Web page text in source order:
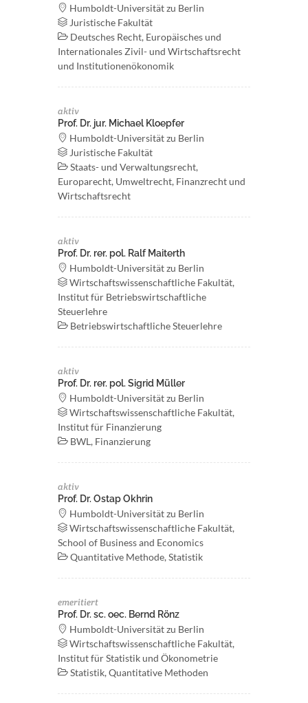
Humboldt-Universität zu Berlin
Juristische Fakultät
Deutsches Recht, Europäisches und
Internationales Zivil- und Wirtschaftsrecht
und Institutionenökonomik
aktiv
Prof. Dr. jur. Michael Kloepfer
Humboldt-Universität zu Berlin
Juristische Fakultät
Staats- und Verwaltungsrecht,
Europarecht, Umweltrecht, Finanzrecht und
Wirtschaftsrecht
aktiv
Prof. Dr. rer. pol. Ralf Maiterth
Humboldt-Universität zu Berlin
Wirtschaftswissenschaftliche Fakultät,
Institut für Betriebswirtschaftliche
Steuerlehre
Betriebswirtschaftliche Steuerlehre
aktiv
Prof. Dr. rer. pol. Sigrid Müller
Humboldt-Universität zu Berlin
Wirtschaftswissenschaftliche Fakultät,
Institut für Finanzierung
BWL, Finanzierung
aktiv
Prof. Dr. Ostap Okhrin
Humboldt-Universität zu Berlin
Wirtschaftswissenschaftliche Fakultät,
School of Business and Economics
Quantitative Methode, Statistik
emeritiert
Prof. Dr. sc. oec. Bernd Rönz
Humboldt-Universität zu Berlin
Wirtschaftswissenschaftliche Fakultät,
Institut für Statistik und Ökonometrie
Statistik, Quantitative Methoden